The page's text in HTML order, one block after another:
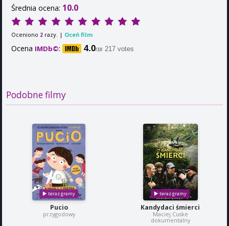
Średnia ocena: 10.0
Oceniono 2 razy. | Oceń film
Ocena IMDb©: 4.0/10 217 votes
Podobne filmy
Pucio
przygodowy
Kandydaci śmierci
Maciej Cuske
dokumentalny